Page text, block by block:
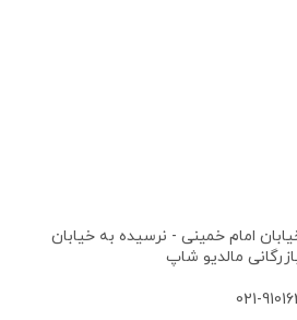
امام خمینی - نرسیده به خیابان
مالدیو شاپ
021-